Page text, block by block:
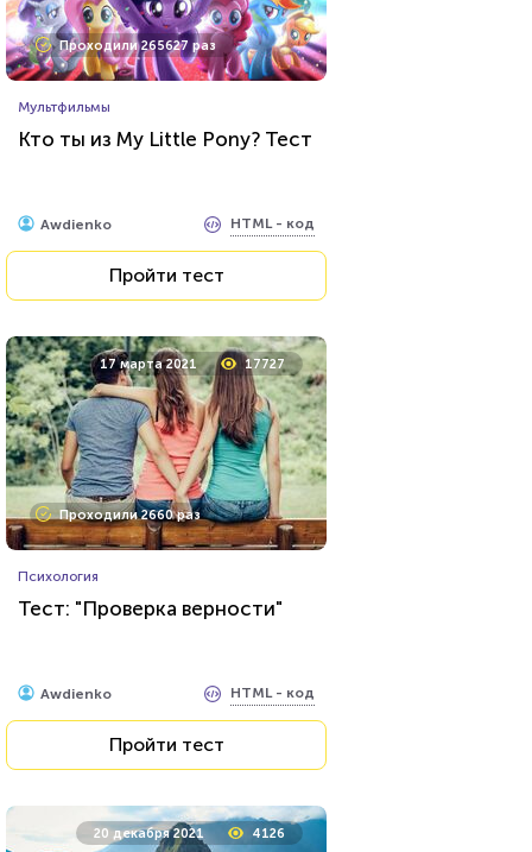
Проходили 265627 раз
Мультфильмы
Кто ты из My Little Pony? Тест
Awdienko HTML - код
Пройти тест
17 марта 2021 17727
Проходили 2660 раз
Психология
Тест: "Проверка верности"
Awdienko HTML - код
Пройти тест
20 декабря 2021 4126